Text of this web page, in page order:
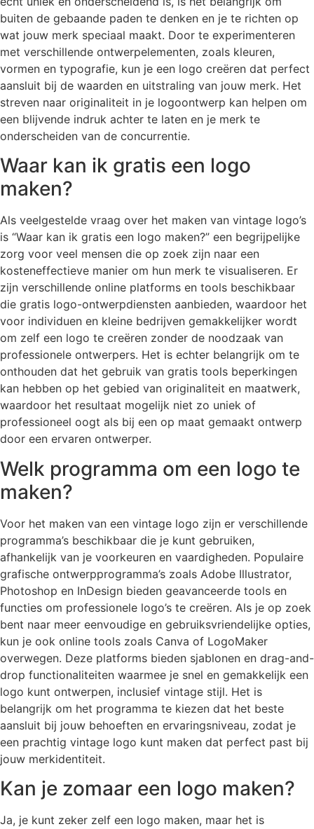
buiten de gebaande paden te denken en je te richten op
wat jouw merk speciaal maakt. Door te experimenteren
met verschillende ontwerpelementen, zoals kleuren,
vormen en typografie, kun je een logo creëren dat perfect
aansluit bij de waarden en uitstraling van jouw merk. Het
streven naar originaliteit in je logoontwerp kan helpen om
een blijvende indruk achter te laten en je merk te
onderscheiden van de concurrentie.
Waar kan ik gratis een logo
maken?
Als veelgestelde vraag over het maken van vintage logo’s
is “Waar kan ik gratis een logo maken?” een begrijpelijke
zorg voor veel mensen die op zoek zijn naar een
kosteneffectieve manier om hun merk te visualiseren. Er
zijn verschillende online platforms en tools beschikbaar
die gratis logo-ontwerpdiensten aanbieden, waardoor het
voor individuen en kleine bedrijven gemakkelijker wordt
om zelf een logo te creëren zonder de noodzaak van
professionele ontwerpers. Het is echter belangrijk om te
onthouden dat het gebruik van gratis tools beperkingen
kan hebben op het gebied van originaliteit en maatwerk,
waardoor het resultaat mogelijk niet zo uniek of
professioneel oogt als bij een op maat gemaakt ontwerp
door een ervaren ontwerper.
Welk programma om een logo te
maken?
Voor het maken van een vintage logo zijn er verschillende
programma’s beschikbaar die je kunt gebruiken,
afhankelijk van je voorkeuren en vaardigheden. Populaire
grafische ontwerpprogramma’s zoals Adobe Illustrator,
Photoshop en InDesign bieden geavanceerde tools en
functies om professionele logo’s te creëren. Als je op zoek
bent naar meer eenvoudige en gebruiksvriendelijke opties,
kun je ook online tools zoals Canva of LogoMaker
overwegen. Deze platforms bieden sjablonen en drag-and-
drop functionaliteiten waarmee je snel en gemakkelijk een
logo kunt ontwerpen, inclusief vintage stijl. Het is
belangrijk om het programma te kiezen dat het beste
aansluit bij jouw behoeften en ervaringsniveau, zodat je
een prachtig vintage logo kunt maken dat perfect past bij
jouw merkidentiteit.
Kan je zomaar een logo maken?
Ja, je kunt zeker zelf een logo maken, maar het is